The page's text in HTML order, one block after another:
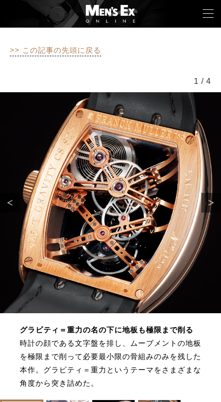
>> この記事の先頭に戻る
グラビティ＝重力の名の下に地板も極限まで削る
時計の顔である文字盤を排し、ムーブメントの地板
を極限まで削って必要最小限の骨組みのみを残した
本作。グラビティ＝重力というテーマをさまざまな
角度から突き詰めた。
1 / 4
LIFESTYLE
COLUMN
MAGAZINE
ABOUT SITE
サイトマップ